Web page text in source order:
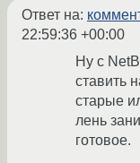
Ответ на:
22:59:36 +00:00
Ну с
ставить
старые
лень
готовое.